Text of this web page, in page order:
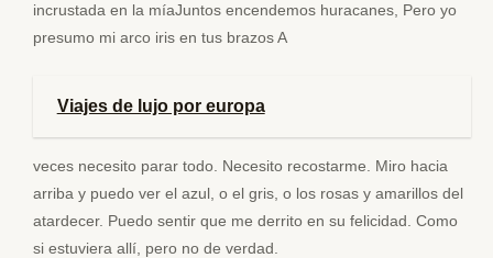
incrustada en la míaJuntos encendemos huracanes, Pero yo
presumo mi arco iris en tus brazos A
Viajes de lujo por europa
veces necesito parar todo. Necesito recostarme. Miro hacia
arriba y puedo ver el azul, o el gris, o los rosas y amarillos del
atardecer. Puedo sentir que me derrito en su felicidad. Como
si estuviera allí, pero no de verdad.